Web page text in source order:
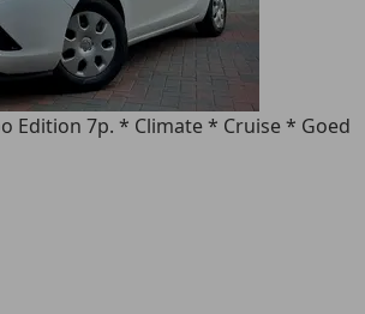
Edition 7p. * Climate * Cruise * Goed